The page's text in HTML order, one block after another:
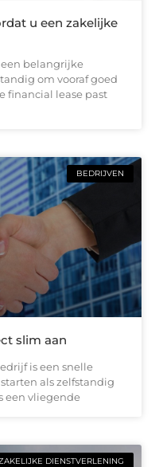
u een zakelijke
belangrijke
om vooraf goed
financial lease past
BEDRIJVEN
slim aan
is een snelle
als zelfstandig
een vliegende
DIENSTVERLENING